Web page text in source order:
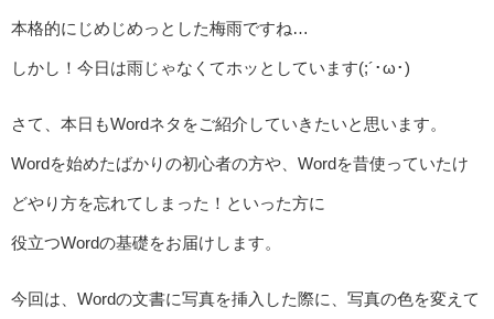
本格的にじめじめっとした梅雨ですね…
しかし！今日は雨じゃなくてホッとしています(;´･ω･)
さて、本日もWordネタをご紹介していきたいと思います。
Wordを始めたばかりの初心者の方や、Wordを昔使っていたけ
どやり方を忘れてしまった！といった方に
役立つWordの基礎をお届けします。
今回は、Wordの文書に写真を挿入した際に、写真の色を変えて